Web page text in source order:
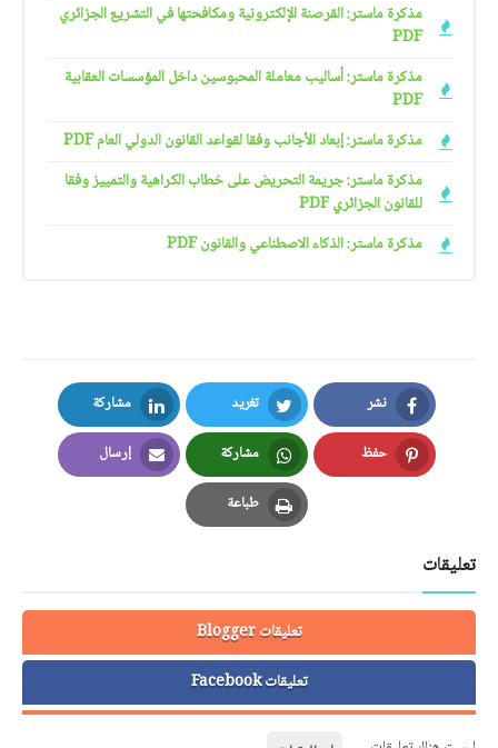
مذكرة ماستر: القرصنة الإلكترونية ومكافحتها في التشريع الجزائري
PDF
مذكرة ماستر: أساليب معاملة المحبوسين داخل المؤسسات العقابية
PDF
مذكرة ماستر: إبعاد الأجانب وفقا لقواعد القانون الدولي العام PDF
مذكرة ماستر: جريمة التحريض على خطاب الكراهية والتمييز وفقا
للقانون الجزائري PDF
مذكرة ماستر: الذكاء الاصطناعي والقانون PDF
نشر
Facebook
تغريد
Twitter
مشاركة
LinkedIn
حفظ
Pinterest
مشاركة
Whatsapp
إرسال
Email
طباعة
Print
تعليقات
تعليقات Blogger
تعليقات Facebook